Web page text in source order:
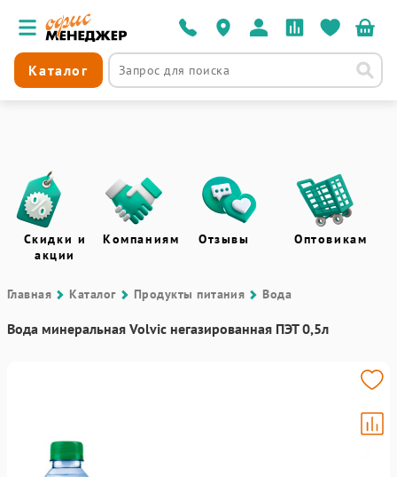
Каталог
Скидки и
акции
Компаниям Отзывы Оптовикам
Главная Каталог Продукты питания Вода
Вода минеральная Volvic негазированная ПЭТ 0,5л